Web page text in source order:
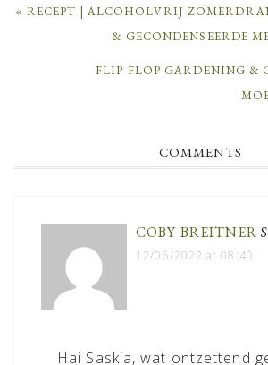
PREVIOUS
« RECEPT | ALCOHOLVRIJ
& GECONDENSEERDE
NEXT
FLIP FLOP GARDENING &
COMMENTS
COBY BREITNER
12/06/2022 at 08:40
Hai Saskia, wat ontzettend